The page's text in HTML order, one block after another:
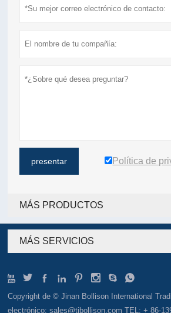
presentar Política de
MÁS PRODUCTOS
MÁS SERVICIOS
       
Copyright de © Jinan Bollison International
electrónico: sales@tjbollison.com TEL: + 86-